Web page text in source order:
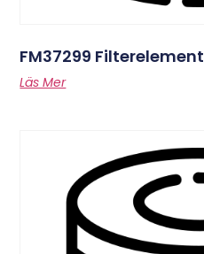
FM37299 Filterelement
Läs Mer